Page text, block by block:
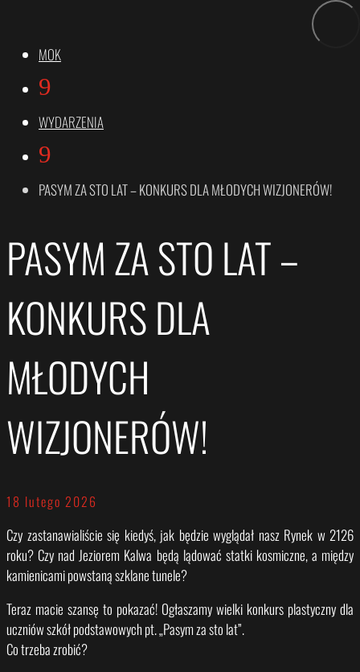
MOK
9
WYDARZENIA
9
PASYM ZA STO LAT – KONKURS DLA MŁODYCH WIZJONERÓW!
PASYM ZA STO LAT –
KONKURS DLA
MŁODYCH
WIZJONERÓW!
18 lutego 2026
Czy zastanawialiście się kiedyś, jak będzie wyglądał nasz Rynek w 2126
roku? Czy nad Jeziorem Kalwa będą lądować statki kosmiczne, a między
kamienicami powstaną szklane tunele?
Teraz macie szansę to pokazać! Ogłaszamy wielki konkurs plastyczny dla
uczniów szkół podstawowych pt. „Pasym za sto lat”.
Co trzeba zrobić?